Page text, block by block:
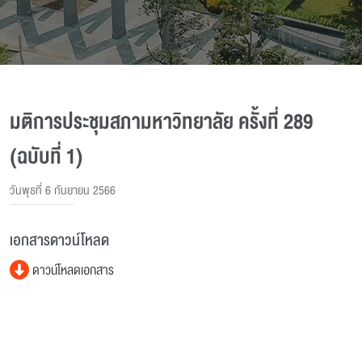
มติการประชุมสภามหาวิทยาลัย ครั้งที่ 289
(ฉบับที่ 1)
วันพุธที่ 6 กันยายน 2566
เอกสารดาวน์โหลด
ดาวน์โหลดเอกสาร